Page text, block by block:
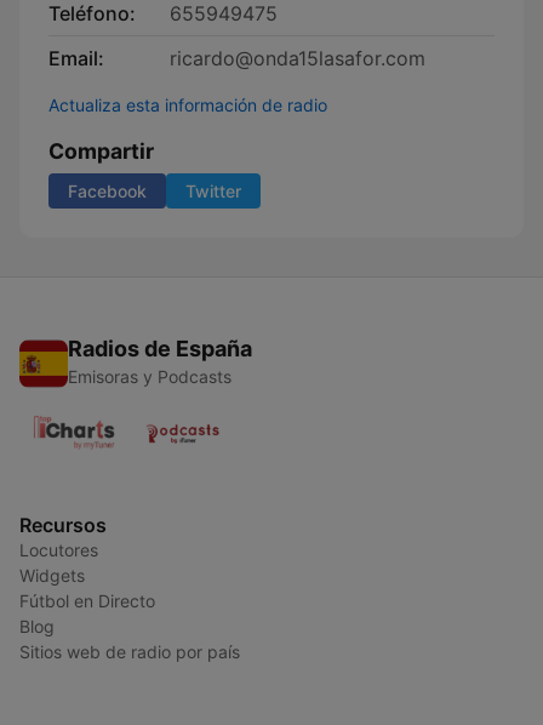
Teléfono:
655949475
Email:
ricardo@onda15lasafor.com
Actualiza esta información de radio
Compartir
Facebook Twitter
Radios de España
Emisoras y Podcasts
Recursos
Locutores
Widgets
Fútbol en Directo
Blog
Sitios web de radio por país